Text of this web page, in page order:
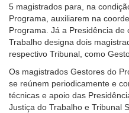
Contato
5 magistrados para, na
Programa, auxiliarem na
Programa. Já a Presidência de
Trabalho designa dois
respectivo Tribunal, como
Os magistrados Gestores do
se reúnem periodicamente e
técnicas e apoio das
Justiça do Trabalho e Tribunal